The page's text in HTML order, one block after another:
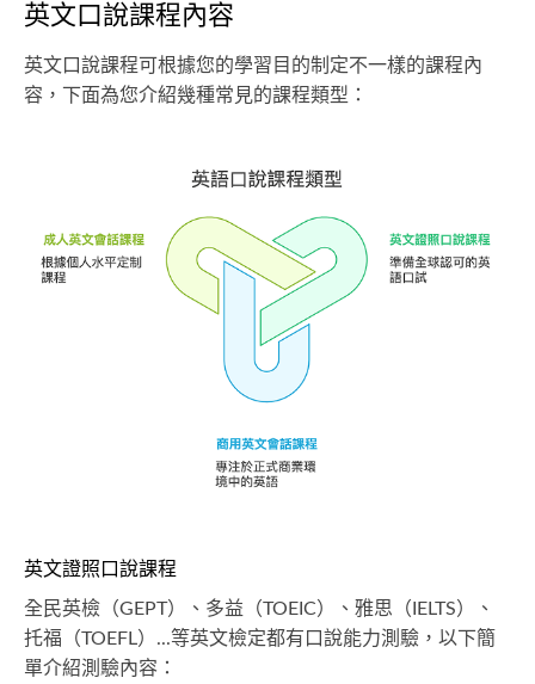
英文口說課程內容
英文口說課程可根據您的學習目的制定不一樣的課程內
容，下面為您介紹幾種常見的課程類型：
英文證照口說課程
全民英檢（GEPT）、多益（TOEIC）、雅思（IELTS）、
托福（TOEFL）...等英文檢定都有口說能力測驗，以下簡
單介紹測驗內容：